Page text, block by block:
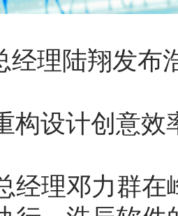
经理陆翔发布
构设计创意效
经理邓力群